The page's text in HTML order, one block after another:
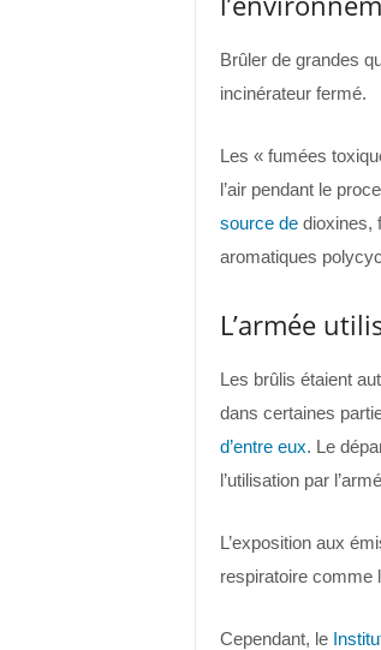
Brûler de grandes
incinérateur fermé.
Les « fumées
l’air pendant le
source dedioxines,
aromatiques
L’armée
Les brûlis étaient
dans certaines
d’entre eux. Le
l’utilisation par
L’exposition aux
respiratoire comme
Cependant, le